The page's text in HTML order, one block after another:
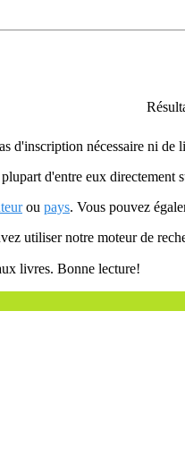
d'inscription nécessaire ni de
d'entre eux directement
ou pays. Vous pouvez
utiliser notre moteur de
livres. Bonne lecture!